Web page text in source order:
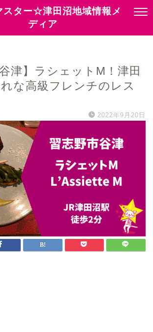
スター☆津田沼地域情報メ
ディア
津】ラシェットM！津田
な高級フレンチのレス
2022年9月20日